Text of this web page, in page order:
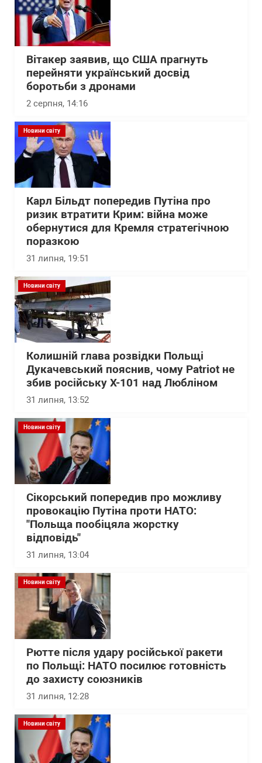
Вітакер заявив, що США прагнуть
перейняти український досвід
боротьби з дронами
2 серпня, 14:16
Новини світу
Карл Більдт попередив Путіна про
ризик втратити Крим: війна може
обернутися для Кремля стратегічною
поразкою
31 липня, 19:51
Новини світу
Колишній глава розвідки Польщі
Дукачевський пояснив, чому Patriot не
збив російську Х-101 над Любліном
31 липня, 13:52
Новини світу
Сікорський попередив про можливу
провокацію Путіна проти НАТО:
"Польща пообіцяла жорстку
відповідь"
31 липня, 13:04
Новини світу
Рютте після удару російської ракети
по Польщі: НАТО посилює готовність
до захисту союзників
31 липня, 12:28
Новини світу